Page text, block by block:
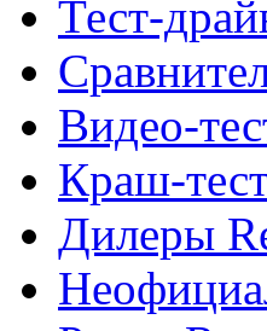
Тест-
Видео-
Краш-
Дилеры